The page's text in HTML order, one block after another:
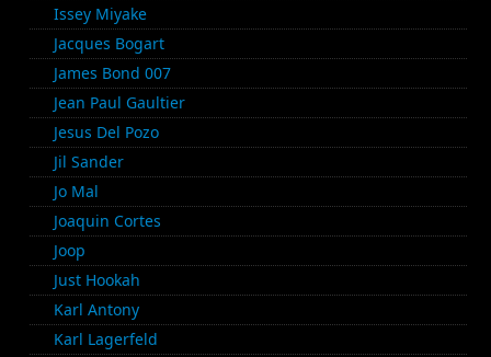
Issey Miyake
Jacques Bogart
James Bond 007
Jean Paul Gaultier
Jesus Del Pozo
Jil Sander
Jo Mal
Joaquin Cortes
Joop
Just Hookah
Karl Antony
Karl Lagerfeld